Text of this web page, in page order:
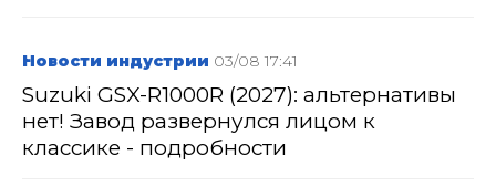
Новости индустрии 03/08 17:41
Suzuki GSX-R1000R (2027): альтернативы
нет! Завод развернулся лицом к
классике - подробности